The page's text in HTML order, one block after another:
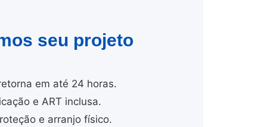
seu projeto
em até 24 horas.
e ART inclusa.
e arranjo físico.